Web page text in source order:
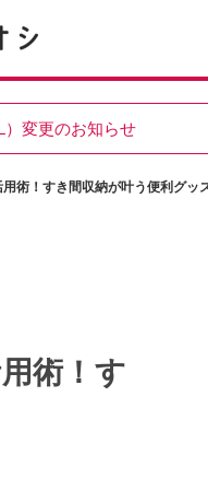
変更のお知らせ
術！すき間収納が叶う便利グッ
術！す